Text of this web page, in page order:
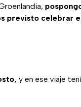
previsto celebrar
y en ese viaje